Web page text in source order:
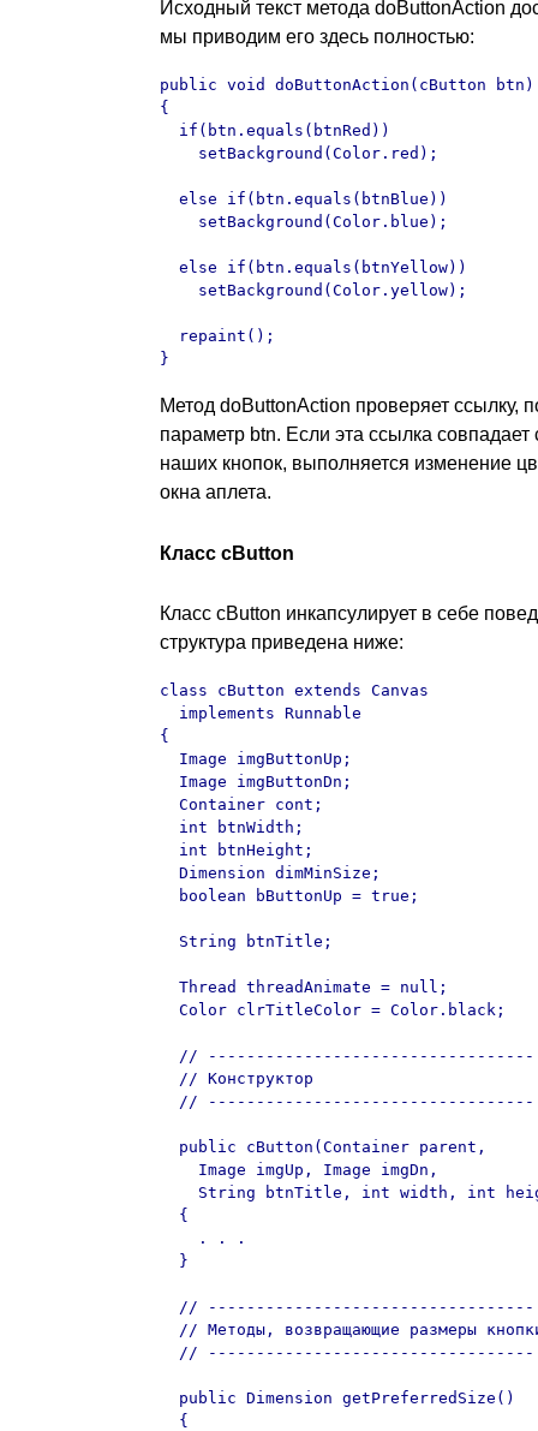
Исходный текст метода doButtonAction
мы приводим его здесь полностью:
public void doButtonAction(cButton btn)
{
  if(btn.equals(btnRed))
    setBackground(Color.red);
  else if(btn.equals(btnBlue))
    setBackground(Color.blue);
  else if(btn.equals(btnYellow))
    setBackground(Color.yellow);
  repaint();
}
Метод doButtonAction проверяет ссылку,
параметр btn. Если эта ссылка совпадает
наших кнопок, выполняется изменение
окна аплета.
Класс cButton
Класс cButton инкапсулирует в себе
структура приведена ниже:
class cButton extends Canvas
  implements Runnable
{
  Image imgButtonUp;
  Image imgButtonDn;
  Container cont;
  int btnWidth;
  int btnHeight;
  Dimension dimMinSize;
  boolean bButtonUp = true;
  String btnTitle;
  Thread threadAnimate = null;
  Color clrTitleColor = Color.black;
  // ----------------------------------
  // Конструктор
  // ----------------------------------
  public cButton(Container parent,
    Image imgUp, Image imgDn,
String btnTitle, int width, int
  {
    . . .
  }
  // ----------------------------------
// Методы, возвращающие размеры
  // ----------------------------------
  public Dimension getPreferredSize()
  {